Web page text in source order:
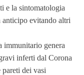
e la sintomatologia
anticipo evitando altri
immunitario genera
inferti dal Corona
dei vasi